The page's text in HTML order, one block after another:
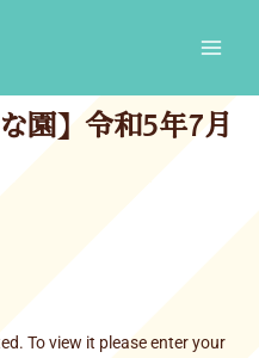
園】令和5年7月
To view it please enter your